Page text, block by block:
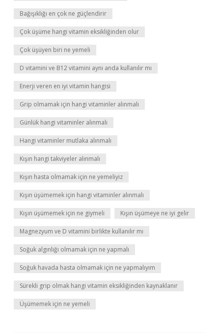
Bağışıklığı en çok ne güçlendirir
Çok üşüme hangi vitamin eksikliğinden olur
Çok üşüyen biri ne yemeli
D vitamini ve B12 vitamini aynı anda kullanılır mı
Enerji veren en iyi vitamin hangisi
Grip olmamak için hangi vitaminler alınmalı
Günlük hangi vitaminler alınmalı
Hangi vitaminler mutlaka alınmalı
Kışın hangi takviyeler alınmalı
Kışın hasta olmamak için ne yemeliyiz
Kışın üşümemek için hangi vitaminler alınmalı
Kışın üşümemek için ne giymeli Kışın üşümeye ne iyi gelir
Magnezyum ve D vitamini birlikte kullanılır mı
Soğuk algınlığı olmamak için ne yapmalı
Soğuk havada hasta olmamak için ne yapmalıyım
Sürekli grip olmak hangi vitamin eksikliğinden kaynaklanır
Üşümemek için ne yemeli